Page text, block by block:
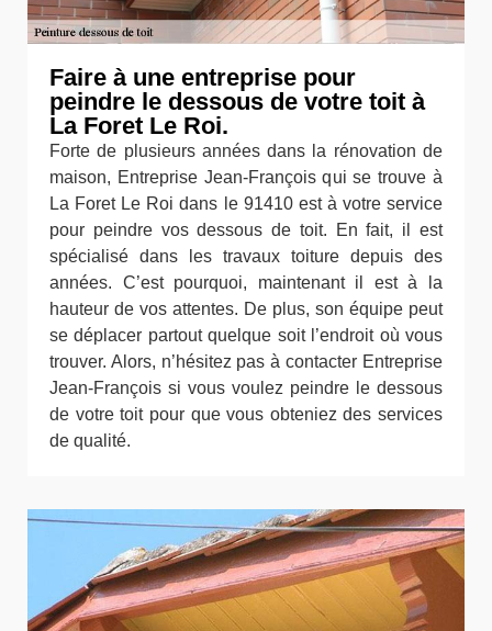
Faire à une entreprise pour
peindre le dessous de votre toit à
La Foret Le Roi.
Forte de plusieurs années dans la rénovation de
maison, Entreprise Jean-François qui se trouve à
La Foret Le Roi dans le 91410 est à votre service
pour peindre vos dessous de toit. En fait, il est
spécialisé dans les travaux toiture depuis des
années. C’est pourquoi, maintenant il est à la
hauteur de vos attentes. De plus, son équipe peut
se déplacer partout quelque soit l’endroit où vous
trouver. Alors, n’hésitez pas à contacter Entreprise
Jean-François si vous voulez peindre le dessous
de votre toit pour que vous obteniez des services
de qualité.